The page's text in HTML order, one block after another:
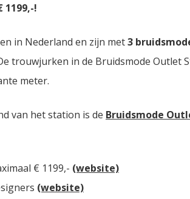
!
in Nederland en zijn met3
trouwjurken in de Bruidsmode
meter.
van het station is de Bruidsmode
€ 1199,- (website)
(website)